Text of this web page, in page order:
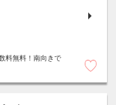
料無料！南向きで